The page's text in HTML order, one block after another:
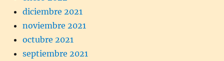
diciembre 2021
noviembre 2021
octubre 2021
septiembre 2021